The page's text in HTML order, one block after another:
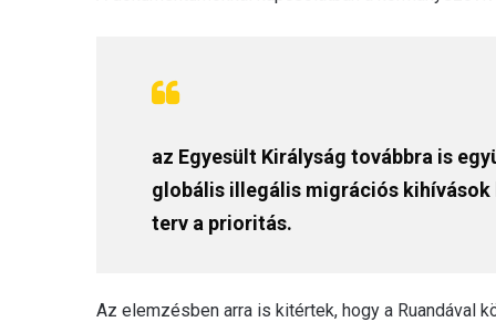
az Egyesült Királyság továbbra is
globális illegális migrációs kihívások
terv a prioritás.
Az elemzésben arra is kitértek, hogy a Ruandával